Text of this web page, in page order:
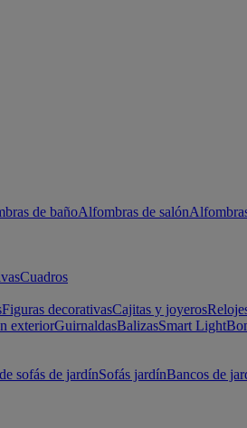
de bañoAlfombras de salón
Cuadros
Figuras decorativasCajitas y joyeros
exteriorGuirnaldasBalizasSmart Light
sofás de jardínSofás jardínBancos de